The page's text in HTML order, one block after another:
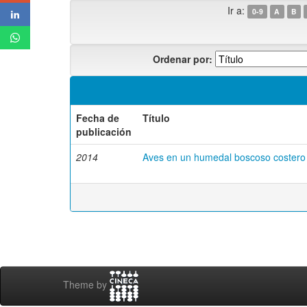
Ir a: 0-9 A B
Ordenar por:
Fecha de
publicación
Título
2014 Aves en un humedal boscoso
Theme by